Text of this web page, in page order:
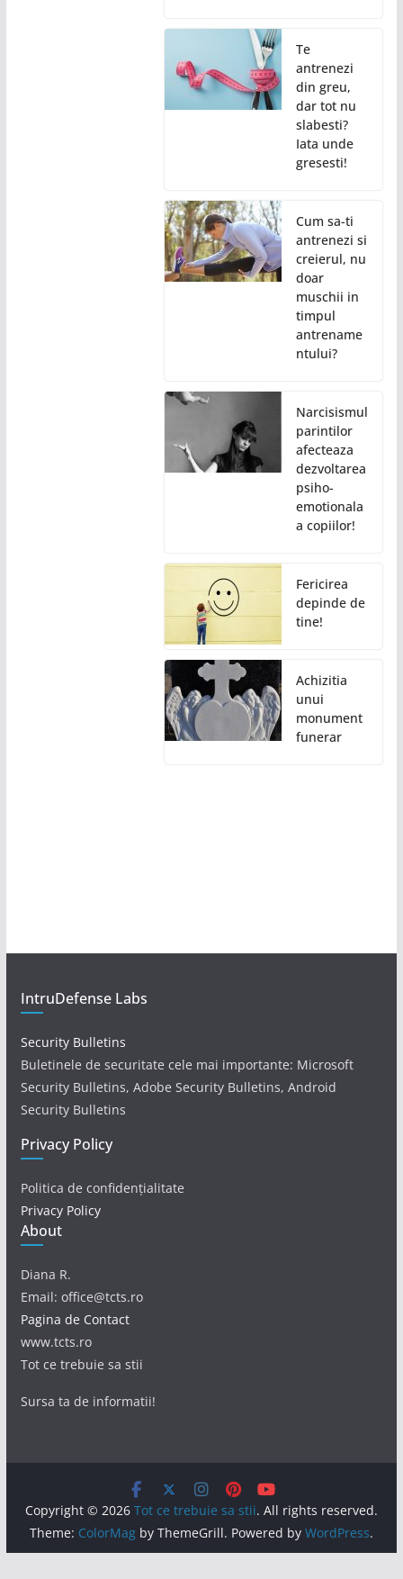
Te
antrenezi
din greu,
dar tot nu
slabesti?
Iata unde
gresesti!
Cum sa-ti
antrenezi si
creierul, nu
doar
muschii in
timpul
antrename
ntului?
Narcisismul
parintilor
afecteaza
dezvoltarea
psiho-
emotionala
a copiilor!
Fericirea
depinde de
tine!
Achizitia
unui
monument
funerar
IntruDefense Labs
Security Bulletins
Buletinele de securitate cele mai importante: Microsoft
Security Bulletins, Adobe Security Bulletins, Android
Security Bulletins
Privacy Policy
Politica de confidențialitate
Privacy Policy
About
Diana R.
Email: office@tcts.ro
Pagina de Contact
www.tcts.ro
Tot ce trebuie sa stii
Sursa ta de informatii!
Copyright © 2026 Tot ce trebuie sa stii. All rights reserved.
Theme: ColorMagby ThemeGrill. Powered by WordPress.